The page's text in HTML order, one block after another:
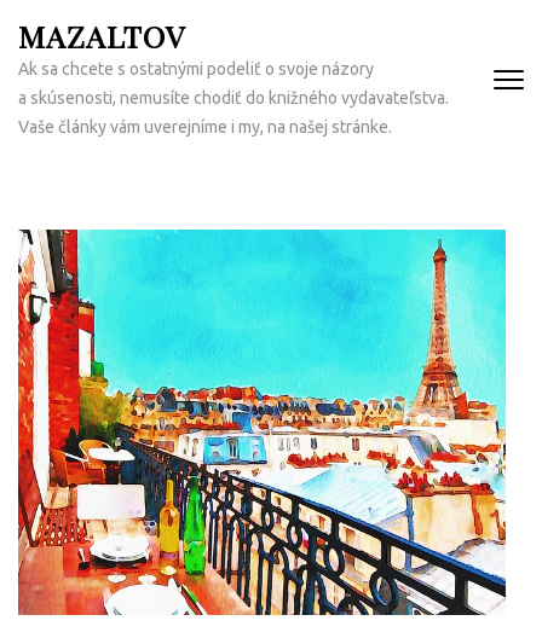
na
obsah
(Enter)
MAZALTOV
Ak sa chcete s ostatnými podeliť o svoje názory
a skúsenosti, nemusíte chodiť do knižného vydavateľstva.
Vaše články vám uverejníme i my, na našej stránke.